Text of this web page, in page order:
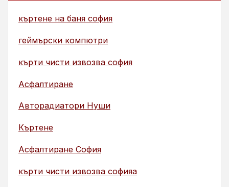
къртене на баня софия
геймърски компютри
кърти чисти извозва софия
Асфалтиране
Авторадиатори Нуши
Къртене
Асфалтиране София
кърти чисти извозва софияа